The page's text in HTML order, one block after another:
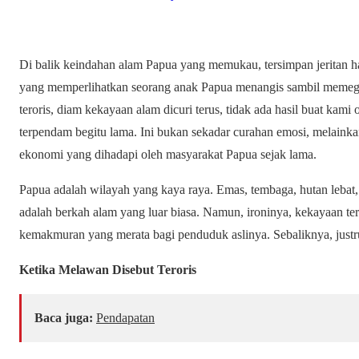
Di balik keindahan alam Papua yang memukau, tersimpan jeritan
yang memperlihatkan seorang anak Papua menangis sambil
teroris, diam kekayaan alam dicuri terus, tidak ada hasil buat kami
terpendam begitu lama. Ini bukan sekadar curahan emosi,
ekonomi yang dihadapi oleh masyarakat Papua sejak lama.
Papua adalah wilayah yang kaya raya. Emas, tembaga, hutan
adalah berkah alam yang luar biasa. Namun, ironinya, kekayaan
kemakmuran yang merata bagi penduduk aslinya. Sebaliknya,
Ketika Melawan Disebut Teroris
Baca juga: Pendapatan